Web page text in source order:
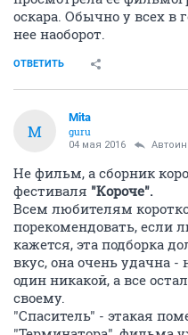
оскара. Обычно у всех в
нее наоборот.
ОТВЕТИТЬ
M
Mita
guru
04 мая 2016
Не фильм, а сборник
фестиваля "Короче".
Всем любителям
порекомендовать, если
кажется, эта подборка
вкус, она очень удачна
один никакой, а все
своему.
"Спаситель" - этакая